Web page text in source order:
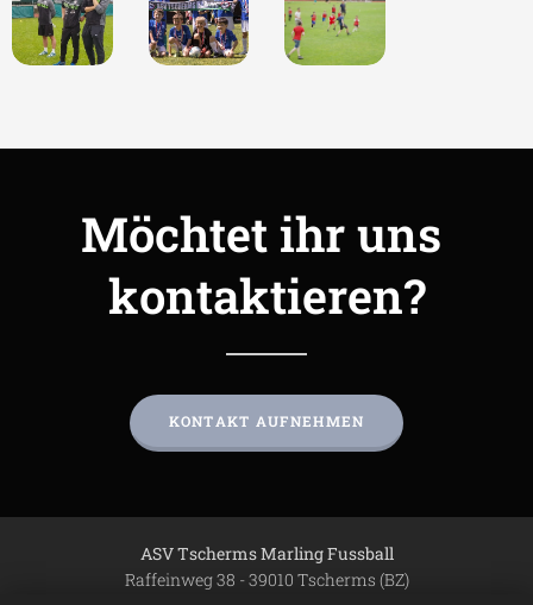
Möchtet ihr uns
kontaktieren?
KONTAKT AUFNEHMEN
ASV Tscherms MarlingFussball
Raffeinweg 38 - 39010 Tscherms (BZ)